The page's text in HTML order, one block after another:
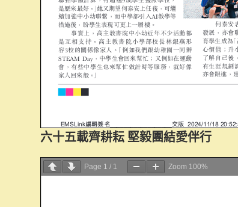
六十五載齊耕耘 堅毅團結愛伴行
Page 1 / 1 Zoom 100%